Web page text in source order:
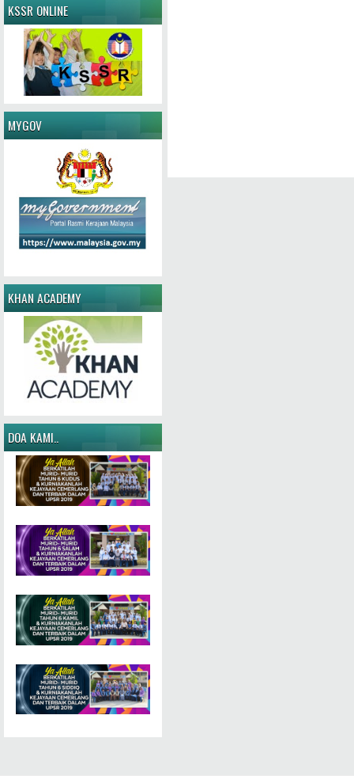
KSSR ONLINE
MYGOV
KHAN ACADEMY
DOA KAMI..